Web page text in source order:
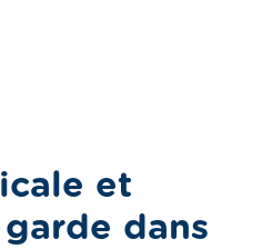
et
dans